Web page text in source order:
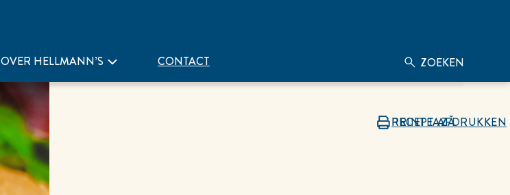
OVER HELLMANN’S CONTACT ZOEKEN
Zoeken
PRINTEAZĂ
RECEPT AFDRUKKEN